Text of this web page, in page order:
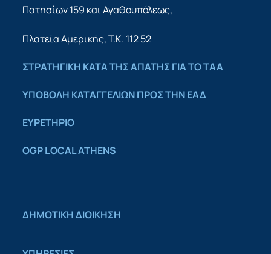
Πατησίων 159 και Αγαθουπόλεως,
Πλατεία Αμερικής, Τ.Κ. 112 52
ΣΤΡΑΤΗΓΙΚΗ ΚΑΤΑ ΤΗΣ ΑΠΑΤΗΣ ΓΙΑ ΤΟ ΤΑΑ
YΠΟΒΟΛΗ ΚΑΤΑΓΓΕΛΙΩΝ ΠΡΟΣ ΤΗΝ ΕΑΔ
ΕΥΡΕΤΗΡΙΟ
OGP LOCAL ATHENS
ΔΗΜΟΤΙΚΗ ΔΙΟΙΚΗΣΗ